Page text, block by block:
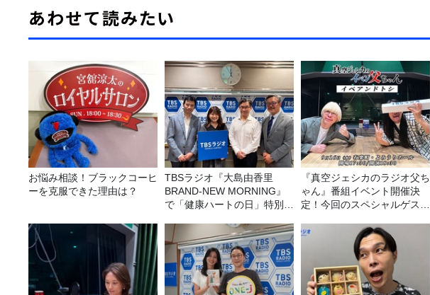
あわせて読みたい
お悩み相談！ブラックコーヒ
ーを克服できた理由は？
TBSラジオ『大島由香里
BRAND-NEW MORNING』
で「健康ハートの日」特別企
『真空ジェシカのラジオ父ち
ゃん』番組イベント開催決
定！今回のスペシャルゲスト